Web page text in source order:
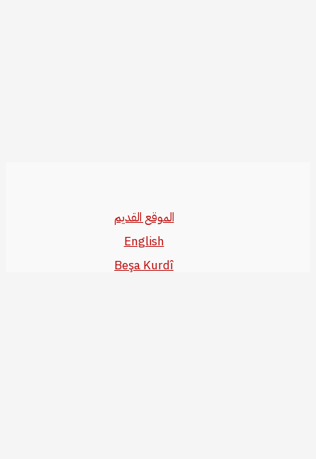
الموقع القديم
English
Beşa Kurdî